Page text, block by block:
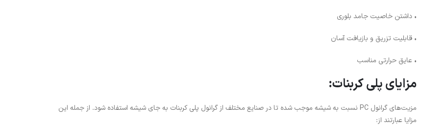
• داشتن خاصیت جامد بلوری
• قابلیت تزریق و بازیافت آسان
• عایق حرارتی مناسب
مزایای پلی کربنات:
مزیت‌های گرانول PC نسبت به شیشه موجب شده تا در صنایع مختلف از گرانول پلی کربنات به جای شیشه استفاده شود. از جمله این
مزایا عبارتند از: